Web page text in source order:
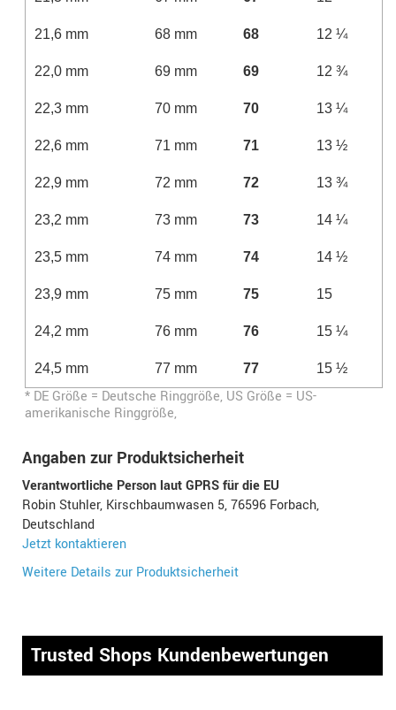
21,6 mm 68 mm 68 12 ¼
22,0 mm 69 mm 69 12 ¾
22,3 mm 70 mm 70 13 ¼
22,6 mm 71 mm 71 13 ½
22,9 mm 72 mm 72 13 ¾
23,2 mm 73 mm 73 14 ¼
23,5 mm 74 mm 74 14 ½
23,9 mm 75 mm 75 15
24,2 mm 76 mm 76 15 ¼
24,5 mm 77 mm 77 15 ½
* DE Größe = Deutsche Ringgröße, US Größe = US-
amerikanische Ringgröße,
Angaben zur Produktsicherheit
Verantwortliche Person laut GPRS für die EU
Robin Stuhler, Kirschbaumwasen 5, 76596 Forbach,
Deutschland
Jetzt kontaktieren
Weitere Details zur Produktsicherheit
Trusted Shops Kundenbewertungen